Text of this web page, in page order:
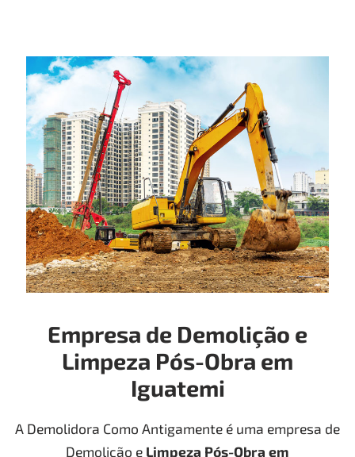
Empresa de Demolição e
Limpeza Pós-Obra em
Iguatemi
A Demolidora Como Antigamente é uma empresa de
Demolição e Limpeza Pós-Obra em